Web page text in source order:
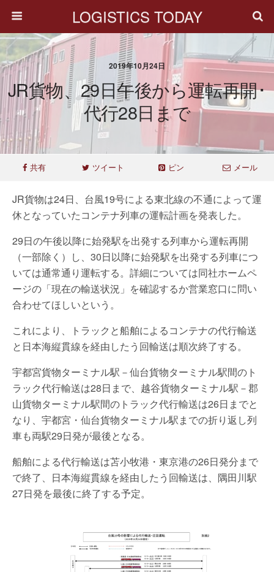
LOGISTICS TODAY
2019年10月24日
JR貨物、29日午後から運転再開･
代行28日まで
共有 ツイート ピン メール
JR貨物は24日、台風19号による東北線の不通によって運
休となっていたコンテナ列車の運転計画を発表した。
29日の午後以降に始発駅を出発する列車から運転再開
（一部除く）し、30日以降に始発駅を出発する列車につ
いては通常通り運転する。詳細については同社ホームペ
ージの「現在の輸送状況」を確認するか営業窓口に問い
合わせてほしいという。
これにより、トラックと船舶によるコンテナの代行輸送
と日本海縦貫線を経由したう回輸送は順次終了する。
宇都宮貨物ターミナル駅－仙台貨物ターミナル駅間のト
ラック代行輸送は28日まで、越谷貨物ターミナル駅－郡
山貨物ターミナル駅間のトラック代行輸送は26日までと
なり、宇都宮・仙台貨物ターミナル駅までの折り返し列
車も両駅29日発が最後となる。
船舶による代行輸送は苫小牧港・東京港の26日発分まで
で終了、日本海縦貫線を経由したう回輸送は、隅田川駅
27日発を最後に終了する予定。